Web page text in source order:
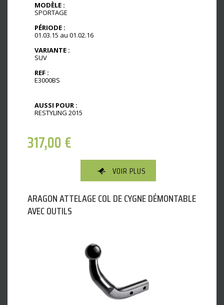
MODÈLE :
SPORTAGE
PÉRIODE :
01.03.15 au 01.02.16
VARIANTE :
SUV
REF :
E3000BS
AUSSI POUR :
RESTYLING 2015
317,00€
VOIR PLUS
ARAGON ATTELAGE COL DE CYGNE DÉMONTABLE
AVEC OUTILS